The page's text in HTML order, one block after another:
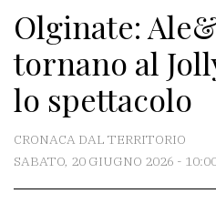
Meteo
CONTATTI
La
redazione
Olginate:
tornano al
lo spettacolo
CRONACA DAL TERRITORIO
SABATO, 20 GIUGNO 2026 -